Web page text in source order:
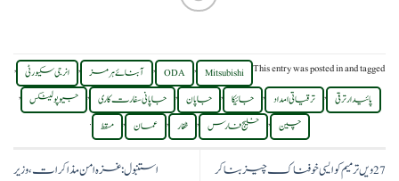
This entry was posted inand tagged
Mitsubishi
,
ODA
, آبنائے ہرمز , انرجی سکیورٹی ,
پائیدار ترقی , ترقیاتی امداد , جائیکا , جاپان , جاپانی سفارت کاری , جیوپولیٹکس ,
چین , خلیج فارس , ظفار , عمان , مسقط .
27ویں ترمیم کو ایسی خوفناک چیز بنا کر
استنبول: غزہ امن مذاکرات، وزیر